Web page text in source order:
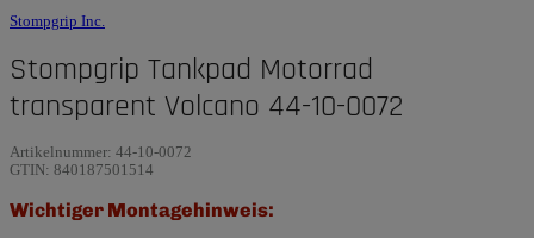
Stompgrip Inc.
Stompgrip Tankpad Motorrad
transparent Volcano 44-10-0072
Artikelnummer: 44-10-0072
GTIN: 840187501514
Wichtiger Montagehinweis: